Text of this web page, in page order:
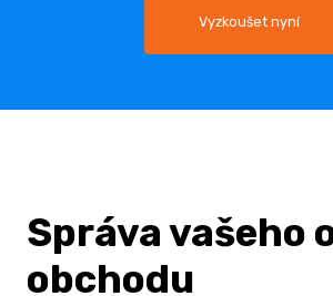
Vyzkoušet nyní
Správa vašeho
obchodu